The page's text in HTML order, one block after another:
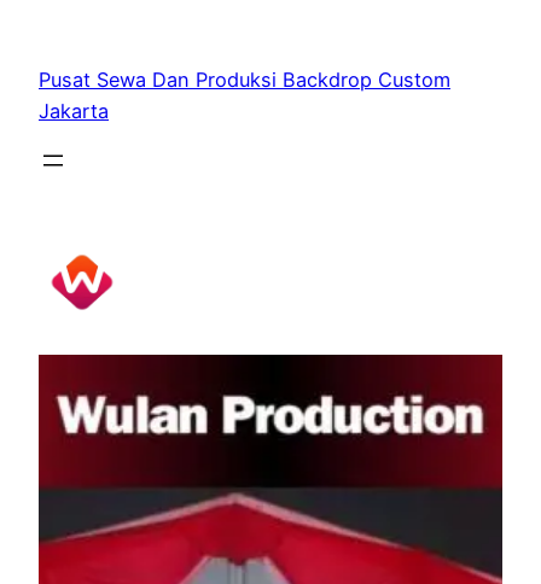
content
Pusat Sewa Dan Produksi Backdrop Custom
Jakarta